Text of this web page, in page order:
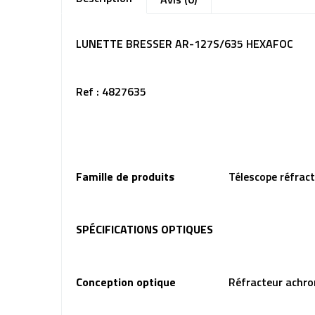
LUNETTE BRESSER AR-127S/635 HEXAFOC
Ref : 4827635
Famille de produits Télescope
SPÉCIFICATIONS OPTIQUES
Conception optique Réfracteur